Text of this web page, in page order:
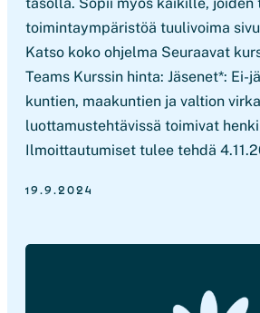
toimintaympäristöä tuulivoima
Katso koko ohjelma Seuraavat
Teams Kurssin hinta: Jäsenet*: Ei-
kuntien, maakuntien ja valtion
luottamustehtävissä toimivat
Ilmoittautumiset tulee tehdä
19.9.2024